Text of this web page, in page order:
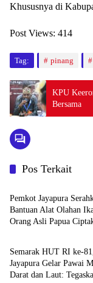
Khususnya di
Post Views: 414
Tag: pinang
KPU
Bersama
Pos Terkait
BERITA
Pemkot Jayapura
Bantuan Alat Olahan
Orang Asli Papua
Advetorial
Semarak HUT RI ke-
Jayapura Gelar Pawai
Darat dan Laut:
Advetorial